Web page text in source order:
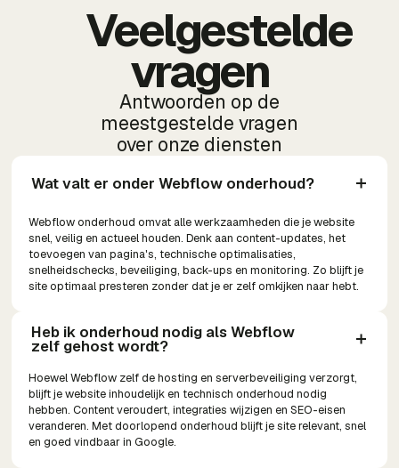
Veelgestelde
vragen
Antwoorden op de
meestgestelde vragen
over onze diensten
Wat valt er onder Webflow onderhoud?
Webflow onderhoud omvat alle werkzaamheden die je website
snel, veilig en actueel houden. Denk aan content-updates, het
toevoegen van pagina's, technische optimalisaties,
snelheidschecks, beveiliging, back-ups en monitoring. Zo blijft je
site optimaal presteren zonder dat je er zelf omkijken naar hebt.
Heb ik onderhoud nodig als Webflow
zelf gehost wordt?
Hoewel Webflow zelf de hosting en serverbeveiliging verzorgt,
blijft je website inhoudelijk en technisch onderhoud nodig
hebben. Content veroudert, integraties wijzigen en SEO-eisen
veranderen. Met doorlopend onderhoud blijft je site relevant, snel
en goed vindbaar in Google.